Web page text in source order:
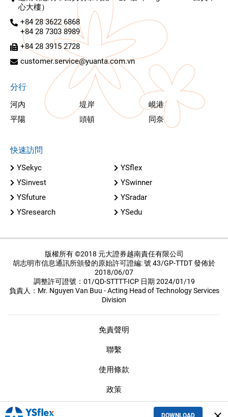
心大樓）
+84 28 3622 6868
+84 28 7303 8989
+84 28 3915 2728
customer.service@yuanta.com.vn
分行
河內 堤岸
峴港
平陽
頭頓 同奈
快速訪問
YSekyc
YSflex
YSinvest
YSwinner
YSfuture
YSradar
YSresearch
YSedu
版權所有 ©2018 元大證券越南責任有限公司
胡志明市信息通訊所頒發的原始許可證編: 號 43/GP-TTDT 發佈於
2018/06/07
調整許可證號：01/QD-STTTT-ICP 日期 2024/01/19
負責人：Mr. Nguyen Van Buu - Acting Head of Technology Services
Division
免責聲明
聯繫
使用條款
政策
DOWNLOAD